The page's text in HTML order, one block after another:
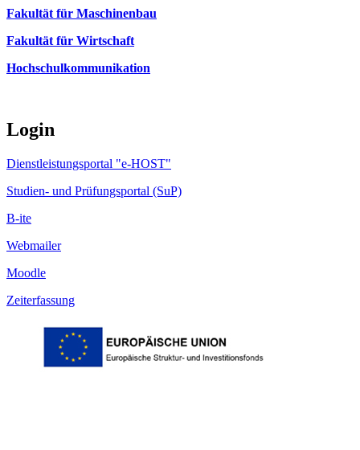
Fakultät für Maschinenbau
Fakultät für Wirtschaft
Hochschulkommunikation
Login
Dienstleistungsportal "e-HOST"
Studien- und Prüfungsportal (SuP)
B-ite
Webmailer
Moodle
Zeiterfassung